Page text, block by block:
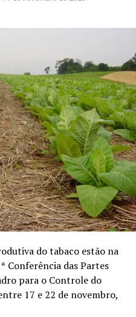
do tabaco estão na
Conferência das Partes
para o Controle do
17 e 22 de novembro,